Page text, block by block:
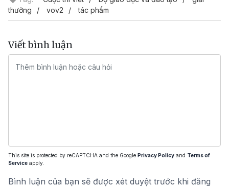
thưởng
vov2 tác phẩm
Viết bình luận
This site is protected by reCAPTCHA and the Google Privacy Policy and Terms of
Service apply.
Bình luận của bạn sẽ được xét duyệt trước khi đăng